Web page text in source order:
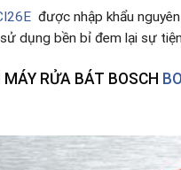
được nhập khẩu
dụng bền bỉ đem lại sự
MÁY RỬA BÁT BOSCH